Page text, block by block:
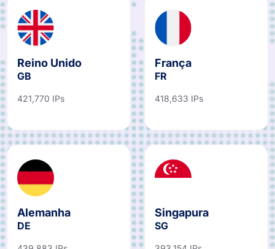
Reino Unido
GB
421,770 IPs
França
FR
418,633 IPs
Alemanha
DE
439,883 IPs
Singapura
SG
393,154 IPs